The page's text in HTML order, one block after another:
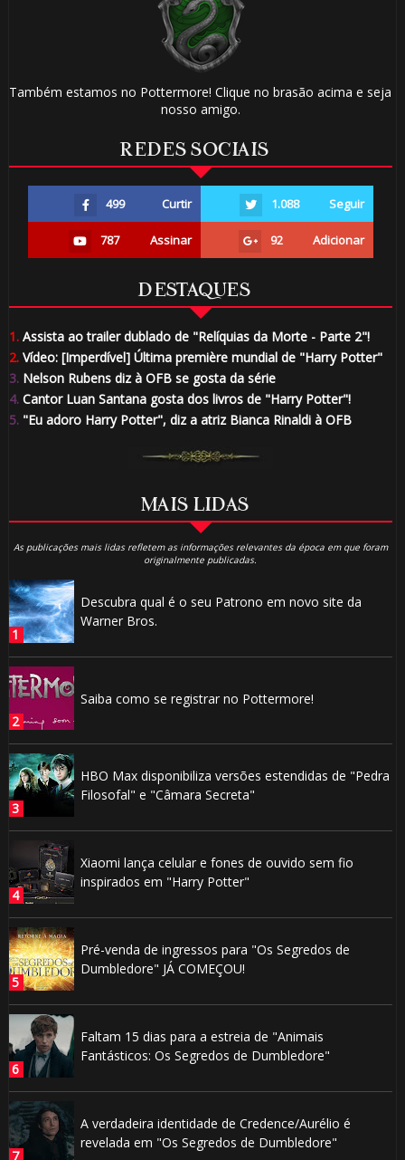
Também estamos no Pottermore! Clique no brasão acima e seja
nosso amigo.
REDES SOCIAIS
499 Curtir 1.088 Seguir
787 Assinar 92 Adicionar
DESTAQUES
1.Assista ao trailer dublado de "Relíquias da Morte - Parte 2"!
2.Vídeo: [Imperdível] Última première mundial de "Harry Potter"
3.Nelson Rubens diz à OFB se gosta da série
4.Cantor Luan Santana gosta dos livros de "Harry Potter"!
5."Eu adoro Harry Potter", diz a atriz Bianca Rinaldi à OFB
MAIS LIDAS
As publicações mais lidas refletem as informações relevantes da época em que foram
originalmente publicadas.
Descubra qual é o seu Patrono em novo site da
Warner Bros.
Saiba como se registrar no Pottermore!
HBO Max disponibiliza versões estendidas de "Pedra
Filosofal" e "Câmara Secreta"
Xiaomi lança celular e fones de ouvido sem fio
inspirados em "Harry Potter"
Pré-venda de ingressos para "Os Segredos de
Dumbledore" JÁ COMEÇOU!
Faltam 15 dias para a estreia de "Animais
Fantásticos: Os Segredos de Dumbledore"
A verdadeira identidade de Credence/Aurélio é
revelada em "Os Segredos de Dumbledore"